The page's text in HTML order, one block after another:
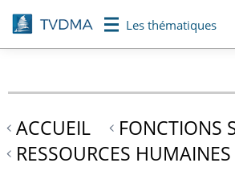
Aller
au
contenu
Les thématiques
ACCUEIL
FONCTIONS
RESSOURCES HUMAINES